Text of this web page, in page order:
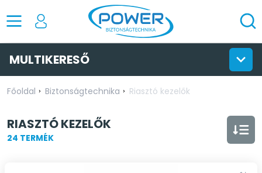
MULTIKERESŐ
Főoldal Biztonságtechnika Riasztó kezelők
RIASZTÓ KEZELŐK
24 TERMÉK